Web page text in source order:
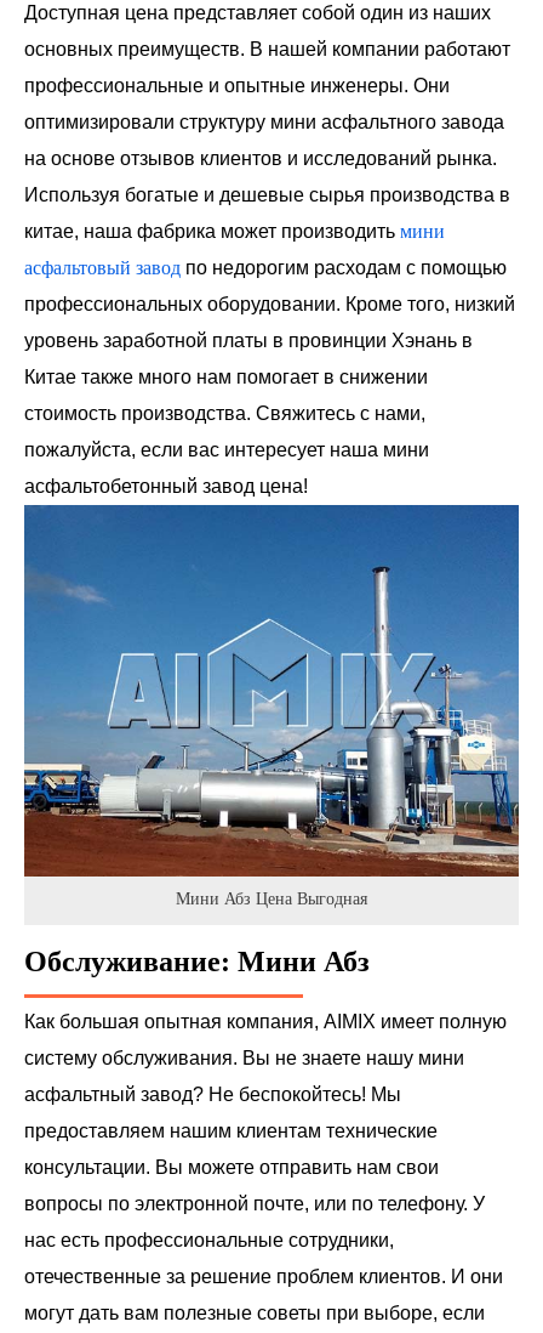
Доступная цена представляет собой один из наших
основных преимуществ. В нашей компании работают
профессиональные и опытные инженеры. Они
оптимизировали структуру мини асфальтного завода
на основе отзывов клиентов и исследований рынка.
Используя богатые и дешевые сырья производства в
китае, наша фабрика может производить мини
асфальтовый завод по недорогим расходам с помощью
профессиональных оборудовании. Кроме того, низкий
уровень заработной платы в провинции Хэнань в
Китае также много нам помогает в снижении
стоимость производства. Свяжитесь с нами,
пожалуйста, если вас интересует наша мини
асфальтобетонный завод цена!
Мини Абз Цена Выгодная
Обслуживание: Мини Абз
Как большая опытная компания, AIMIX имеет полную
систему обслуживания. Вы не знаете нашу мини
асфальтный завод? Не беспокойтесь! Мы
предоставляем нашим клиентам технические
консультации. Вы можете отправить нам свои
вопросы по электронной почте, или по телефону. У
нас есть профессиональные сотрудники,
отечественные за решение проблем клиентов. И они
могут дать вам полезные советы при выборе, если